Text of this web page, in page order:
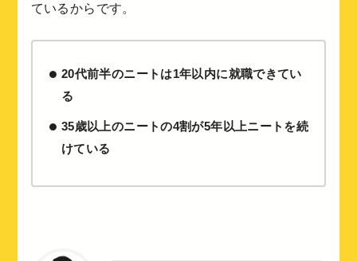
ているからです。
20代前半のニートは1年以内に就職できてい
る
35歳以上のニートの4割が5年以上ニートを続
けている